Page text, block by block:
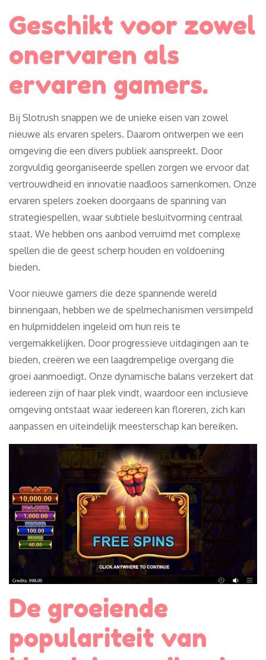
Geschikt voor zowel
onervaren als
ervaren gamers.
Bij Slotrush snappen we de unieke eisen van zowel
nieuwe als ervaren spelers. Daarom ontwerpen we een
omgeving die een divers publiek aanspreekt. Door
zorgvuldig georganiseerde spellen zorgen we ervoor dat
vertrouwdheid en innovatie naadloos samenkomen. Onze
ervaren spelers zoeken doorgaans de spanning van
strategiespellen, waar subtiele besluitvorming centraal
staat. We hebben ons aanbod verruimd met complexe
spellen die de geest scherp houden en voldoening
bieden.
Voor nieuwe gamers die deze spannende wereld
binnengaan, hebben we de spelmechanismen versimpeld
en hulpmiddelen ingeleid om hun reis te
vergemakkelijken. Door progressieve uitdagingen aan te
bieden, creëren we een laagdrempelige overgang die
groei aanmoedigt. Onze dynamische balans verzekert dat
iedereen zijn of haar plek vindt, waardoor een inclusieve
omgeving ontstaat waar iedereen kan floreren, zich kan
aanpassen en uiteindelijk meesterschap kan bereiken.
De groeiende
populariteit van